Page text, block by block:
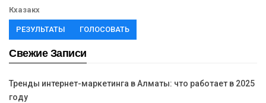
Кхазакх
РЕЗУЛЬТАТЫ ГОЛОСОВАТЬ
Свежие Записи
Тренды интернет-маркетинга в Алматы: что работает в 2025
году